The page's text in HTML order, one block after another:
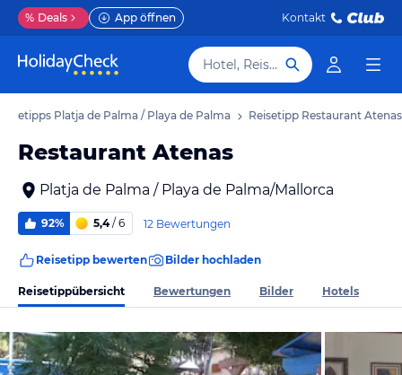
% Deals App öffnen Kontakt
Hotel, Reiseziel
Platja de Palma / Playa de Palma Reisetipp Restaurant Atenas
Restaurant Atenas
Platja de Palma / Playa de Palma/Mallorca
92% 5,4/ 6 12 Bewertungen
Reisetipp bewerten Bilder hochladen
Reisetippübersicht Bewertungen Bilder Hotels